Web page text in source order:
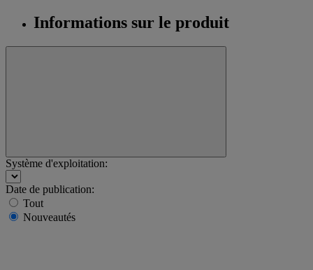
Informations sur le produit
Système d'exploitation:
Date de publication:
Tout
Nouveautés